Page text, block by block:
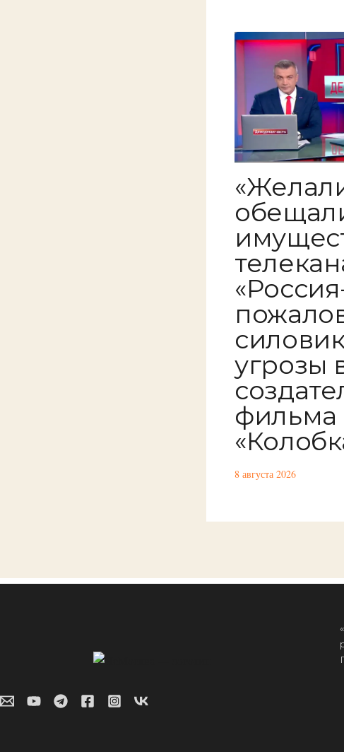
угрозы
фильма
8 августа 2026